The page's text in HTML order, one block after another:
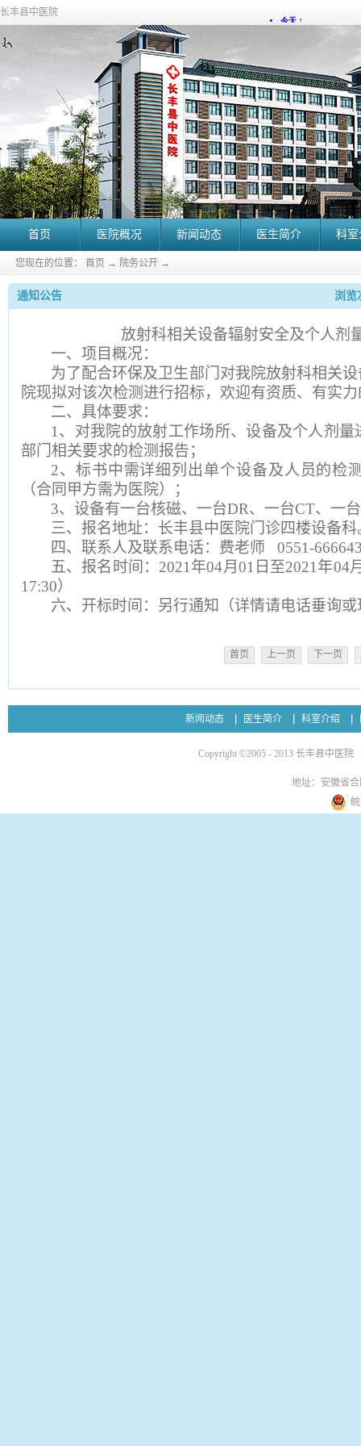
长丰县中医院
首页 医院概况 新闻动态 医生简介 科
您现在的位置： 首页 → 院务公开 →
通知公告 浏览
放射科相关设备辐射安全及个人剂
一、项目概况：
为了配合环保及卫生部门对我院放射科相关
院现拟对该次检测进行招标，欢迎有资质、有实
二、具体要求：
1 、对我院的放射工作场所、设备及个人剂
部门相关要求的检测报告；
2、标书中需详细列出单个设备及人员的检
（合同甲方需为医院）；
3、设备有一台核磁、一台DR、一台CT、一
三、报名地址：长丰县中医院门诊四楼设备科
四、联系人及联系电话：费老师 0551-
五、报名时间：2021年04月01日至2021年04
17:30）
六、开标时间：另行通知（详情请电话垂询
首页 上一页 下一页
新闻动态 医生简介 科室介绍
Copyright ©2005 - 2013 长丰县中医院
地址：安徽省